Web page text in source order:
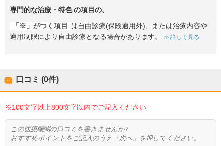
専門的な治療・特色の項目の、
「※」がつく項目
は自由診療(保険適用外)、または治療内容や
適用制限により自由診療となる場合があります。
詳しく見る
口コミ (0件)
※100文字以上800文字以内でご記入ください